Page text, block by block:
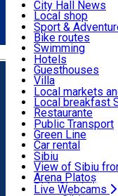
Română
Activities & Adventure
Accommodation
Food, Drinks &
Transport & Parking
Live Webcams
Culture
Museums
Churches
Parks, Zoo
County of Sibiu
City Hall News
Local shop
Sibiu artisans
Sibiul Verde
Public services
Education
How do I get to
Tourist Info
Tour Guides
Guided tours
Publicații locale
Beauty salons
Sport &
Bike routes
Swimming
Riding
Indoor activities
Loc de joacă
Loc de joacă
Ski
Ice skating
Yoga
Hotels
Guesthouses
Villa
Hostels
Motel
Camping
Renting rooms
Rooms for rent
Accommodation
Local markets
Local breakfast
Restaurante
Pizza
Fast Food
Coffee
Sweets
Pub, Bar
Night clubs
Bakeries
Public Transport
Green Line
Car rental
Rent a bike
Scooter rentals
Taxi
Ride Sharing
Sibiu
View of Sibiu
Arena Platoș
Live Webcams